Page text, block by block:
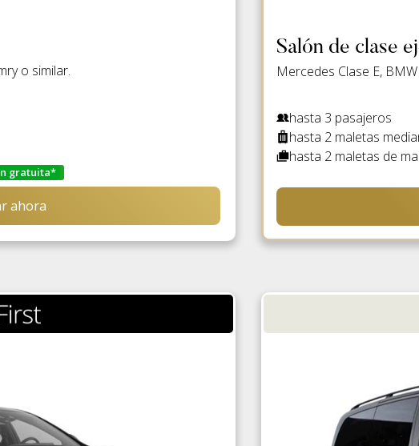
o similar.
gratuita*
ahora
Salón de clase
Mercedes Clase E,
hasta 3 pasajeros
hasta 2 maletas
hasta 2 maletas de